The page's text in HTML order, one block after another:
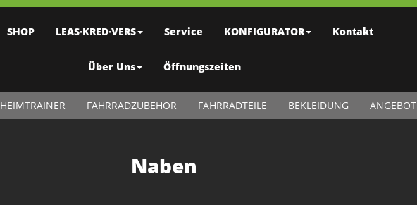
SHOP LEAS·KRED·VERS Service KONFIGURATOR Kontakt
Über Uns Öffnungszeiten
HEIMTRAINER FAHRRADZUBEHÖR FAHRRADTEILE BEKLEIDUNG ANGEBOT
Naben